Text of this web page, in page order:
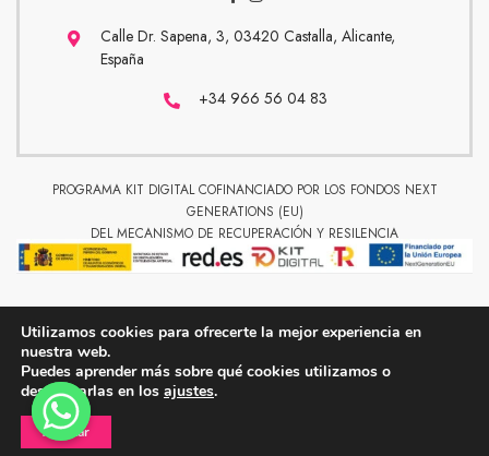
Calle Dr. Sapena, 3, 03420 Castalla, Alicante,
España
+34 966 56 04 83
PROGRAMA KIT DIGITAL COFINANCIADO POR LOS FONDOS NEXT
GENERATIONS (EU)
DEL MECANISMO DE RECUPERACIÓN Y RESILENCIA
El Sedalí © copyright 2026. Todos los derechos reservados.
Utilizamos cookies para ofrecerte la mejor experiencia en
nuestra web.
Puedes aprender más sobre qué cookies utilizamos o
desactivarlas en los ajustes.
Aceptar